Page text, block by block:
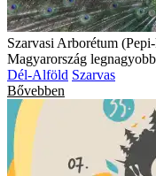
Szarvasi Arborétum
Magyarország
Dél-Alföld Szarvas
Bővebben